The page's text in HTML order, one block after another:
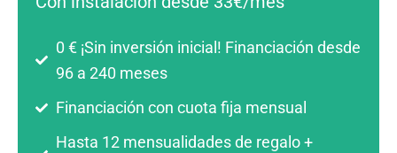
0 € ¡Sin inversión inicial! Financiación desde
96 a 240 meses
Financiación con cuota fija mensual
Hasta 12 mensualidades de regalo +